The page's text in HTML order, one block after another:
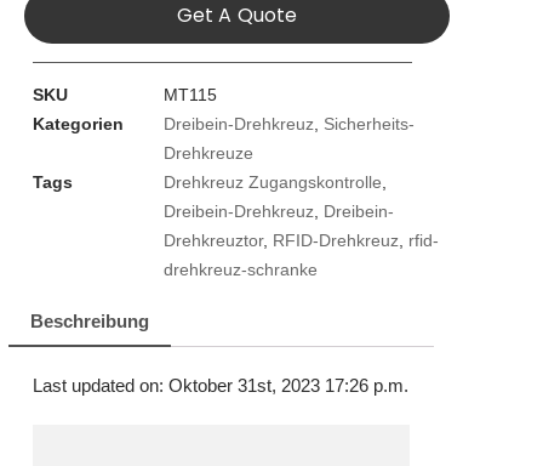
Get A Quote
SKU
MT115
Kategorien
Dreibein-Drehkreuz, Sicherheits-
Drehkreuze
Tags
Drehkreuz Zugangskontrolle,
Dreibein-Drehkreuz, Dreibein-
Drehkreuztor, RFID-Drehkreuz, rfid-
drehkreuz-schranke
Beschreibung
Last updated on: Oktober 31st, 2023 17:26 p.m.